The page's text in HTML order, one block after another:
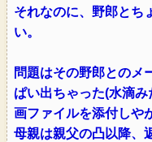
それなのに、野郎とち
い。
問題はその野郎とのメ
ぱい出ちゃった(水滴
画ファイルを添付しや
母親は親父の凸以降、